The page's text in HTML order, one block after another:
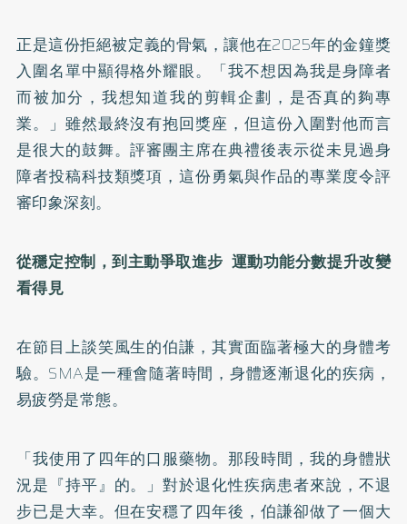
正是這份拒絕被定義的骨氣，讓他在2025年的金鐘獎
入圍名單中顯得格外耀眼。「我不想因為我是身障者
而被加分，我想知道我的剪輯企劃，是否真的夠專
業。」雖然最終沒有抱回獎座，但這份入圍對他而言
是很大的鼓舞。評審團主席在典禮後表示從未見過身
障者投稿科技類獎項，這份勇氣與作品的專業度令評
審印象深刻。
從穩定控制，到主動爭取進步 運動功能分數提升改變
看得見
在節目上談笑風生的伯謙，其實面臨著極大的身體考
驗。SMA是一種會隨著時間，身體逐漸退化的疾病，
易疲勞是常態。
「我使用了四年的口服藥物。那段時間，我的身體狀
況是『持平』的。」對於退化性疾病患者來說，不退
步已是大幸。但在安穩了四年後，伯謙卻做了一個大